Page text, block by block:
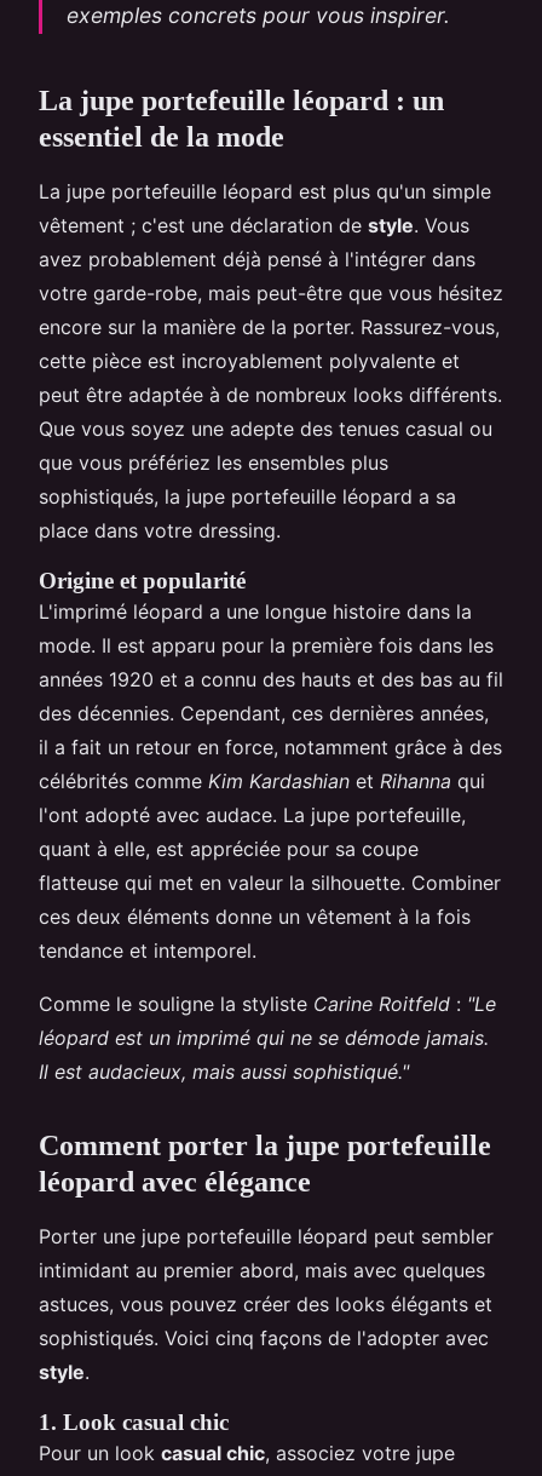
exemples concrets pour vous inspirer.
La jupe portefeuille léopard : un
essentiel de la mode
La jupe portefeuille léopard est plus qu'un simple
vêtement ; c'est une déclaration de style. Vous
avez probablement déjà pensé à l'intégrer dans
votre garde-robe, mais peut-être que vous hésitez
encore sur la manière de la porter. Rassurez-vous,
cette pièce est incroyablement polyvalente et
peut être adaptée à de nombreux looks différents.
Que vous soyez une adepte des tenues casual ou
que vous préfériez les ensembles plus
sophistiqués, la jupe portefeuille léopard a sa
place dans votre dressing.
Origine et popularité
L'imprimé léopard a une longue histoire dans la
mode. Il est apparu pour la première fois dans les
années 1920 et a connu des hauts et des bas au fil
des décennies. Cependant, ces dernières années,
il a fait un retour en force, notamment grâce à des
célébrités comme Kim Kardashian et Rihanna qui
l'ont adopté avec audace. La jupe portefeuille,
quant à elle, est appréciée pour sa coupe
flatteuse qui met en valeur la silhouette. Combiner
ces deux éléments donne un vêtement à la fois
tendance et intemporel.
Comme le souligne la styliste Carine Roitfeld : "Le
léopard est un imprimé qui ne se démode jamais.
Il est audacieux, mais aussi sophistiqué."
Comment porter la jupe portefeuille
léopard avec élégance
Porter une jupe portefeuille léopard peut sembler
intimidant au premier abord, mais avec quelques
astuces, vous pouvez créer des looks élégants et
sophistiqués. Voici cinq façons de l'adopter avec
style.
1. Look casual chic
Pour un look casual chic, associez votre jupe